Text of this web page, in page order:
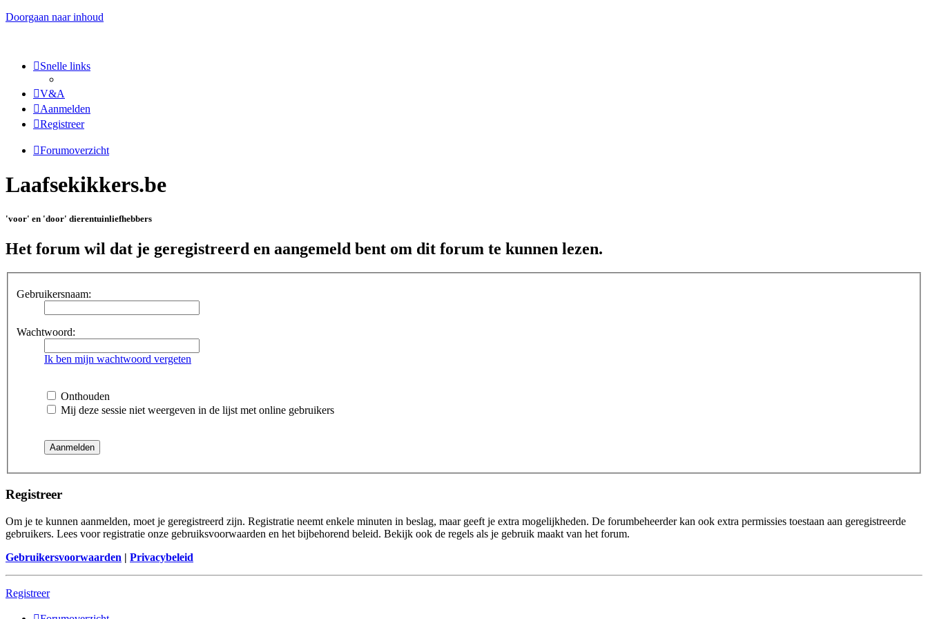
Doorgaan naar inhoud
Snelle links
V&A
Aanmelden
Registreer
Forumoverzicht
Laafsekikkers.be
'voor' en 'door' dierentuinliefhebbers
Het forum wil dat je geregistreerd en aangemeld bent om dit forum te kunnen lezen.
Gebruikersnaam:
Wachtwoord:
Ik ben mijn wachtwoord vergeten
Onthouden
Mij deze sessie niet weergeven in de lijst met online gebruikers
Registreer
Om je te kunnen aanmelden, moet je geregistreerd zijn. Registratie neemt enkele minuten in beslag, maar geeft je extra mogelijkheden. De forumbeheerder kan ook extra permissies toestaan aan geregistreerde
gebruikers. Lees voor registratie onze gebruiksvoorwaarden en het bijbehorend beleid. Bekijk ook de regels als je gebruik maakt van het forum.
Gebruikersvoorwaarden | Privacybeleid
Registreer